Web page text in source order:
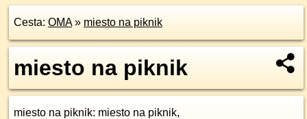
Cesta: OMA» miesto na piknik
miesto na piknik
miesto na piknik: miesto na piknik,